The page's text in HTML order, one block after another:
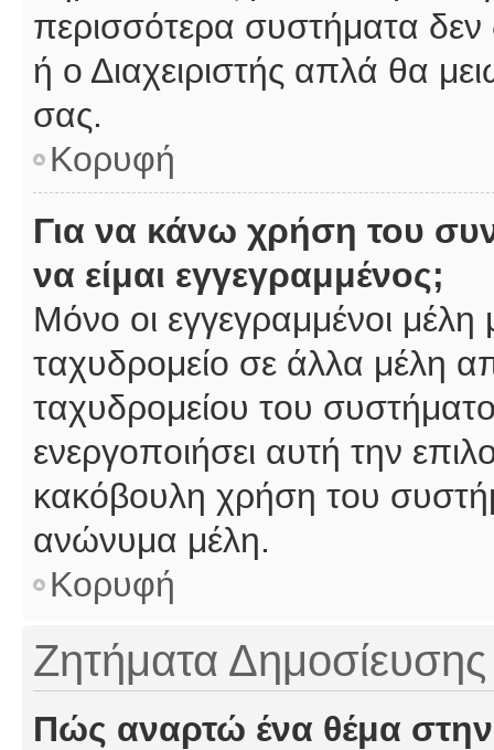
περισσότερα συστήματα δεν
ή ο Διαχειριστής απλά θα
σας.
Κορυφή
Για να κάνω χρήση του
να είμαι εγγεγραμμένος;
Μόνο οι εγγεγραμμένοι
ταχυδρομείο σε άλλα μέλη
ταχυδρομείου του
ενεργοποιήσει αυτή την
κακόβουλη χρήση του
ανώνυμα μέλη.
Κορυφή
Ζητήματα Δημοσίευσης
Πώς αναρτώ ένα θέμα